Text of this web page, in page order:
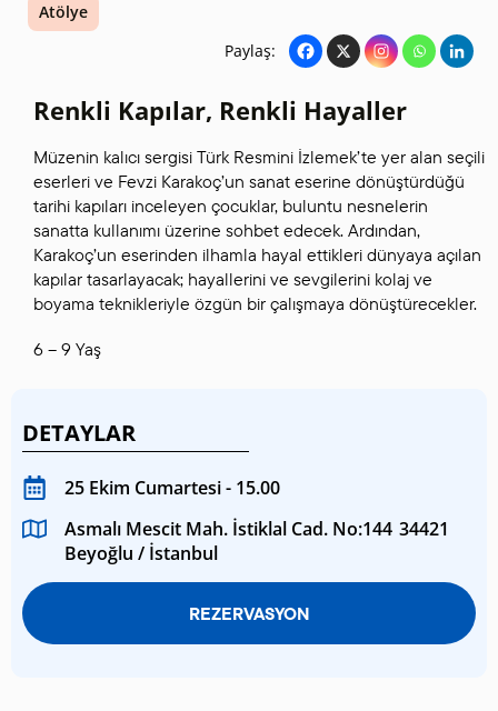
DESTEK
Atölye
Paylaş:
Renkli Kapılar, Renkli Hayaller
Müzenin kalıcı sergisi Türk Resmini İzlemek’te yer alan seçili
eserleri ve Fevzi Karakoç’un sanat eserine dönüştürdüğü
tarihi kapıları inceleyen çocuklar, buluntu nesnelerin
sanatta kullanımı üzerine sohbet edecek. Ardından,
Karakoç’un eserinden ilhamla hayal ettikleri dünyaya açılan
kapılar tasarlayacak; hayallerini ve sevgilerini kolaj ve
boyama teknikleriyle özgün bir çalışmaya dönüştürecekler.
6 – 9 Yaş
DETAYLAR
25 Ekim Cumartesi - 15.00
Asmalı Mescit Mah. İstiklal Cad. No:144 34421
Beyoğlu / İstanbul
REZERVASYON